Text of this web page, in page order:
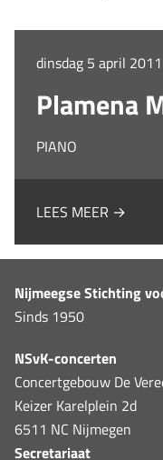
dinsdag 5 april 2011
Plamena
PIANO
LEES MEER →
Nijmeegse Stichting
Sinds 1950
NSvK-concerten
Concertgebouw De
Keizer Karelplein 2d
6511 NC Nijmegen
Secretariaat